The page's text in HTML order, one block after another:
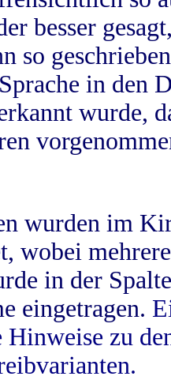
besser
so
in
wurde,
wurden im
wobei
in der
eingetragen.
zu